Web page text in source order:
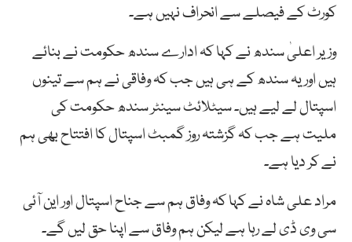
کورٹ کے فیصلے سے انحراف نہیں ہے۔
وزیر اعلیٰ سندھ نے کہا کہ ادارے سندھ حکومت نے بنائے
ہیں اور یہ سندھ کے ہی ہیں جب کہ وفاقی نے ہم سے تینوں
اسپتال لے لیے ہیں۔ سیٹلائٹ سینٹر سندھ حکومت کی
ملیت ہے جب کہ گزشتہ روز گمبٹ اسپتال کا افتتاح بھی ہم
نے کر دیا ہے۔
مراد علی شاہ نے کہا کہ وفاق ہم سے جناح اسپتال اور این آئی
سی وی ڈی لے رہا ہے لیکن ہم وفاق سے اپنا حق لیں گے۔